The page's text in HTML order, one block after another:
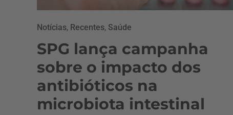
Notícias, Recentes, Saúde
SPG lança campanha
sobre o impacto dos
antibióticos na
microbiota intestinal